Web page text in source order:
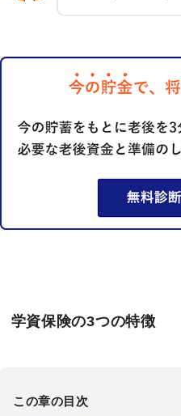
学資保険の3つの特徴
この章の目次